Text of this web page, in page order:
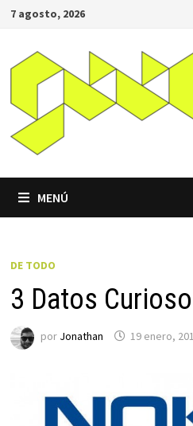
Saltar
contenido
7 agosto, 2026
MENÚ
DE TODO
3 Datos
por Jonathan 19 enero,